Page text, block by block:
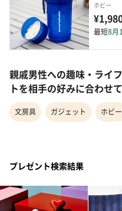
ホビー
最短8月
親戚男性への趣味・ライ
トを相手の好みに合わせ
文房具 ガジェット ホビー
プレゼント検索結果